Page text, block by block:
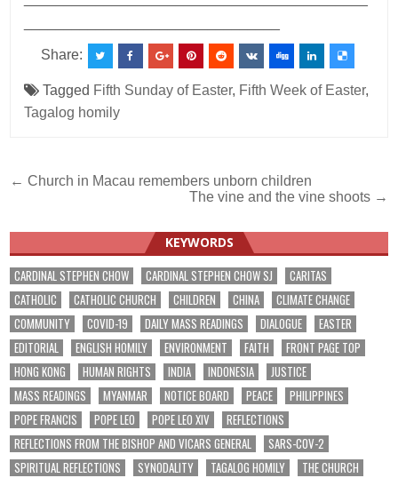
Share:
Tagged Fifth Sunday of Easter, Fifth Week of Easter,
Tagalog homily
Post
← Church in Macau remembers unborn children
The vine and the vine shoots →
KEYWORDS
CARDINAL STEPHEN CHOW CARDINAL STEPHEN CHOW SJ
CARITAS
CATHOLIC
CATHOLIC CHURCH CHILDREN CHINA
CLIMATE CHANGE
COMMUNITY
COVID-19 DAILY MASS READINGS DIALOGUE
EASTER
EDITORIAL
ENGLISH HOMILY ENVIRONMENT FAITH
FRONT PAGE TOP
HONG KONG
HUMAN RIGHTS INDIA INDONESIA
JUSTICE
MASS READINGS
MYANMAR NOTICE BOARD PEACE
PHILIPPINES
POPE FRANCIS
POPE LEO POPE LEO XIV
REFLECTIONS
REFLECTIONS FROM THE BISHOP AND VICARS GENERAL
SARS-COV-2
SPIRITUAL REFLECTIONS
SYNODALITY TAGALOG HOMILY
THE CHURCH